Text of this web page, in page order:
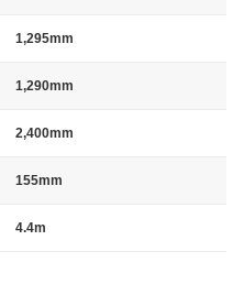
1,295mm
1,290mm
2,400mm
155mm
4.4m